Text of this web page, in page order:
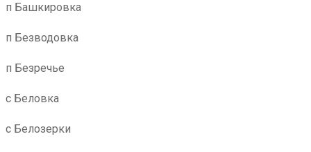
п Башкировка
п Безводовка
п Безречье
с Беловка
с Белозерки